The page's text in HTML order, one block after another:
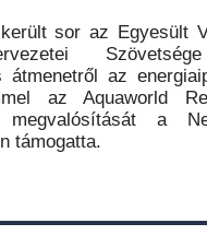
sor az Egyesült
átmenetről az
az Aquaworld
a
támogatta.